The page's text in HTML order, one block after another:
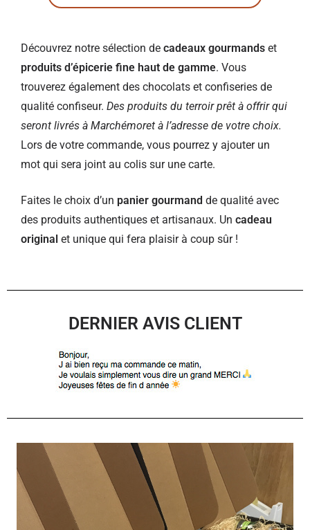
Découvrez notre sélection de cadeaux gourmands et
produits d’épicerie fine haut de gamme. Vous
trouverez également des chocolats et confiseries de
qualité confiseur. Des produits du terroir prêt à offrir qui
seront livrés à Marchémoret à l’adresse de votre choix.
Lors de votre commande, vous pourrez y ajouter un
mot qui sera joint au colis sur une carte.
Faites le choix d’un panier gourmand de qualité avec
des produits authentiques et artisanaux. Un cadeau
original et unique qui fera plaisir à coup sûr !
DERNIER AVIS CLIENT